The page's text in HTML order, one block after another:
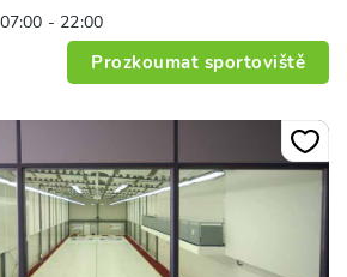
- 22:00
Prozkoumat sportoviště